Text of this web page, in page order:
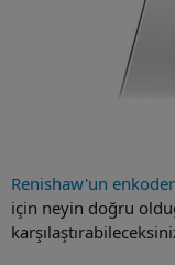
Renishaw'un
için neyin doğru